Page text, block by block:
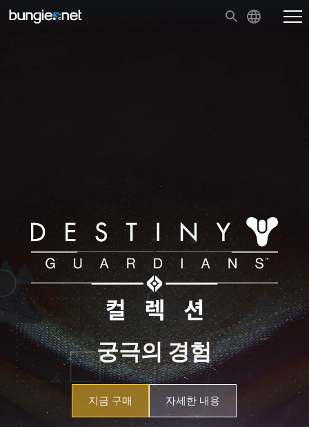
궁극의 경험
지금 구매 자세한 내용